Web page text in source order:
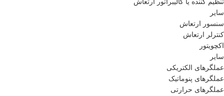
سایر
سنسور ارتعاش
کنترلر ارتعاش
اکچویتور
سایر
عملگرهای الکتریکی
عملگرهای پنوماتیک
عملگرهای حرارتی